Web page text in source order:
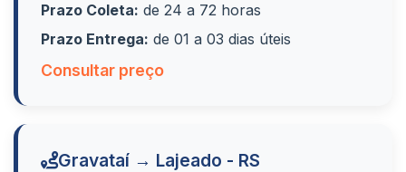
Prazo Coleta: de 24 a 72 horas
Prazo Entrega: de 01 a 03 dias úteis
Consultar preço
Gravataí → Lajeado - RS